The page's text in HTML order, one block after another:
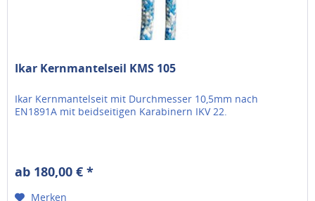
Ikar Kernmantelseil KMS 105
Ikar Kernmantelseit mit Durchmesser 10,5mm nach
EN1891A mit beidseitigen Karabinern IKV 22.
ab 180,00 € *
Merken